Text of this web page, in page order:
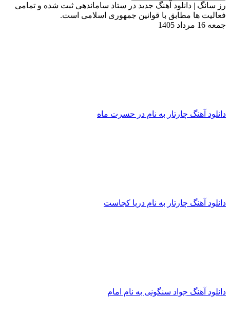
سانگ | دانلود آهنگ جدید در ستاد ساماندهی ثبت شده و تمامی
ها مطابق با قوانین جمهوری اسلامی است.
16 مرداد 1405
آهنگ چارتار به نام در حسرت ماه
آهنگ چارتار به نام دریا کجاست
آهنگ جواد سنگونی به نام امام